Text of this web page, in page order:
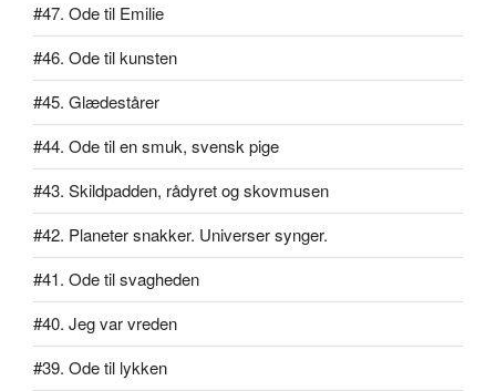
#47. Ode til Emilie
#46. Ode til kunsten
#45. Glædestårer
#44. Ode til en smuk, svensk pige
#43. Skildpadden, rådyret og skovmusen
#42. Planeter snakker. Universer synger.
#41. Ode til svagheden
#40. Jeg var vreden
#39. Ode til lykken